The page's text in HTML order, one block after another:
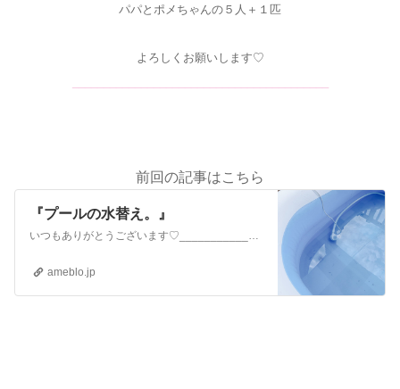
パパとポメちゃんの５人＋１匹
よろしくお願いします♡
前回の記事はこちら
『プールの水替え。』
ameblo.jp